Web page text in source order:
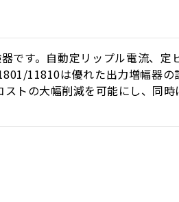
です。自動定リップル電流、定
11810は優れた出力増幅器
トの大幅削減を可能にし、同時